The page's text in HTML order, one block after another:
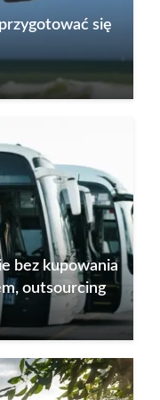
się
bez kupowania
outsourcing